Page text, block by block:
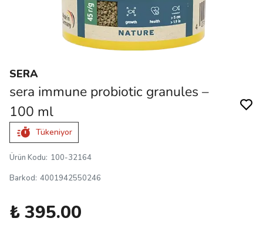
SERA
sera immune probiotic granules –
100 ml
Tükeniyor
Ürün Kodu: 100-32164
Barkod: 4001942550246
₺ 395.00